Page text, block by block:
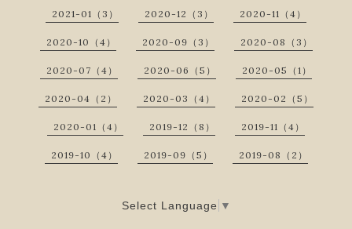
2021-01（3） 2020-12（3） 2020-11（4）
2020-10（4） 2020-09（3） 2020-08（3）
2020-07（4） 2020-06（5） 2020-05（1）
2020-04（2） 2020-03（4） 2020-02（5）
2020-01（4） 2019-12（8） 2019-11（4）
2019-10（4） 2019-09（5） 2019-08（2）
Select Language ▼